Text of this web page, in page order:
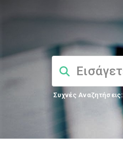
Συχνές Αναζητήσεις: